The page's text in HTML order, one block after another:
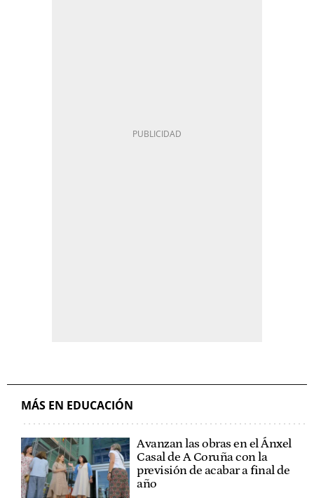
MÁS EN EDUCACIÓN
Avanzan las obras en el Ánxel
Casal de A Coruña con la
previsión de acabar a final de
año